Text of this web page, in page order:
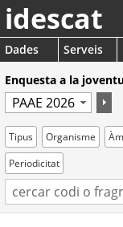
idescat
Dades Serveis
Enquesta a la
Tipus Organisme
Periodicitat